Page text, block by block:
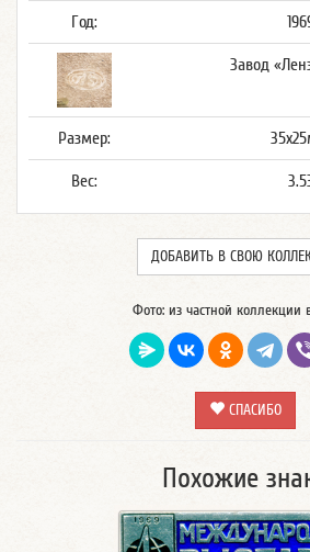
Год:
Завод
Размер:
Вес:
ДОБАВИТЬ В СВОЮ
Фото: из частной коллекции
СПАСИБО
Похожие